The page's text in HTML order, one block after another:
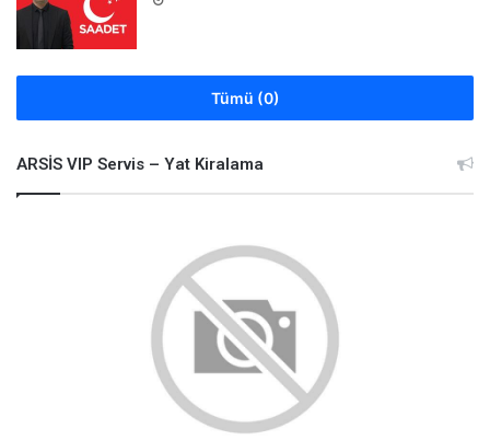
Tümü (0)
ARSİS VIP Servis – Yat Kiralama